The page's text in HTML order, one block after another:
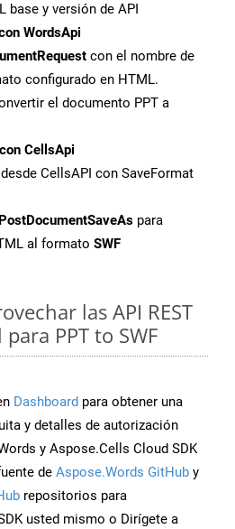
base y versión de API
WordsApi
con el nombre de
configurado en HTML.
el documento PPT a
CellsApi
desde CellsAPI con SaveFormat
para
al formato SWF
las API REST
PPT to SWF
Dashboard para obtener una
y detalles de autorización
y Aspose.Cells Cloud SDK
de Aspose.Words GitHub y
repositorios para
usted mismo o Dirígete a